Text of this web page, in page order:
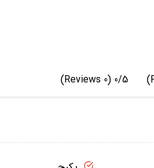
0/5
(0 Reviews)